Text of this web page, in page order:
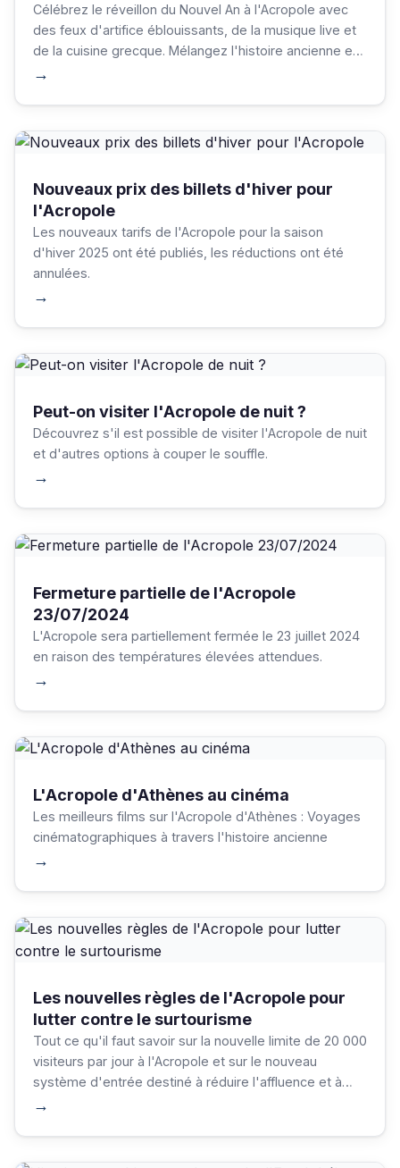
Célébrez le réveillon du Nouvel An à l'Acropole avec
des feux d'artifice éblouissants, de la musique live et
de la cuisine grecque. Mélangez l'histoire ancienne et
→
Nouveaux prix des billets d'hiver pour
l'Acropole
Les nouveaux tarifs de l'Acropole pour la saison
d'hiver 2025 ont été publiés, les réductions ont été
annulées.
→
Peut-on visiter l'Acropole de nuit ?
Découvrez s'il est possible de visiter l'Acropole de nuit
et d'autres options à couper le souffle.
→
Fermeture partielle de l'Acropole
23/07/2024
L'Acropole sera partiellement fermée le 23 juillet 2024
en raison des températures élevées attendues.
→
L'Acropole d'Athènes au cinéma
Les meilleurs films sur l'Acropole d'Athènes : Voyages
cinématographiques à travers l'histoire ancienne
→
Les nouvelles règles de l'Acropole pour
lutter contre le surtourisme
Tout ce qu'il faut savoir sur la nouvelle limite de 20 000
visiteurs par jour à l'Acropole et sur le nouveau
système d'entrée destiné à réduire l'affluence et à
→